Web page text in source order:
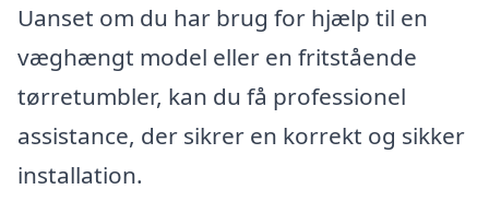
Uanset om du har brug for hjælp til en
væghængt model eller en fritstående
tørretumbler, kan du få professionel
assistance, der sikrer en korrekt og sikker
installation.